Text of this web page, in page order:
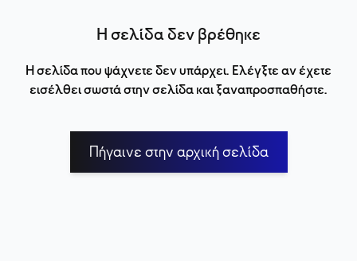
Η σελίδα δεν βρέθηκε
Η σελίδα που ψάχνετε δεν υπάρχει. Ελέγξτε αν έχετε
εισέλθει σωστά στην σελίδα και ξαναπροσπαθήστε.
Πήγαινε στην αρχική σελίδα